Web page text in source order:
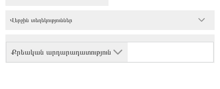
Քրեական արդարադատություն
Վերջին տեղեկություններ